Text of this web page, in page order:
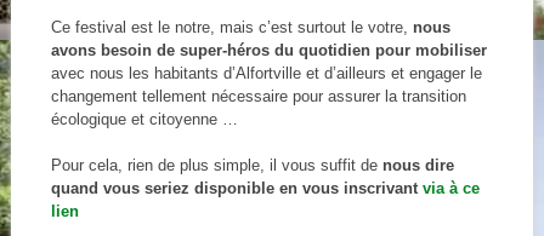
Ce festival est le notre, mais c’est surtout le votre, nous
avons besoin de super-héros du quotidien pour mobiliser
avec nous les habitants d’Alfortville et d’ailleurs et engager le
changement tellement nécessaire pour assurer la transition
écologique et citoyenne …
Pour cela, rien de plus simple, il vous suffit de nous dire
quand vous seriez disponible en vous inscrivant via à ce
lien